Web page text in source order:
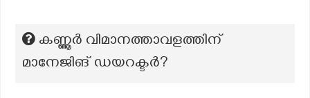
കണ്ണൂർ വിമാനത്താവളത്തിന്
മാനേജിങ് ഡയറക്ടർ?